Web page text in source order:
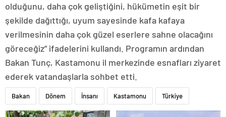
olduğunu, daha çok geliştiğini, hükümetin eşit bir
şekilde dağıttığı, uyum sayesinde kafa kafaya
verilmesinin daha çok güzel eserlere sahne olacağını
göreceğiz” ifadelerini kullandı. Programın ardından
Bakan Tunç, Kastamonu il merkezinde esnafları ziyaret
ederek vatandaşlarla sohbet etti.
Bakan Dönem İnsanı Kastamonu Türkiye